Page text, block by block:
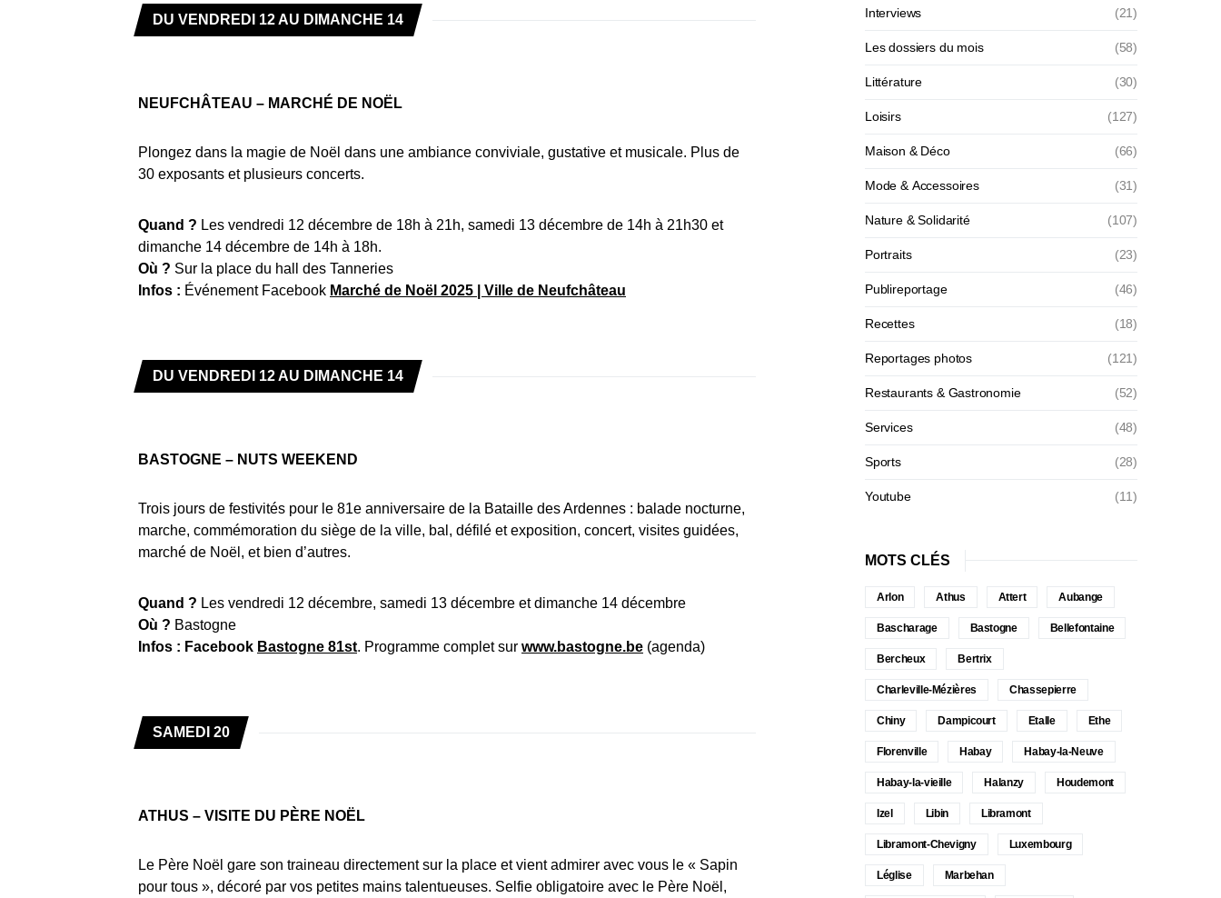
DU VENDREDI 12 AU DIMANCHE 14
NEUFCHÂTEAU – MARCHÉ DE NOËL
Plongez dans la magie de Noël dans une ambiance conviviale, gustative et musicale. Plus de
30 exposants et plusieurs concerts.
Quand ? Les vendredi 12 décembre de 18h à 21h, samedi 13 décembre de 14h à 21h30 et
dimanche 14 décembre de 14h à 18h.
Où ? Sur la place du hall des Tanneries
Infos : Événement Facebook Marché de Noël 2025 | Ville de Neufchâteau
DU VENDREDI 12 AU DIMANCHE 14
BASTOGNE – NUTS WEEKEND
Trois jours de festivités pour le 81e anniversaire de la Bataille des Ardennes : balade nocturne,
marche, commémoration du siège de la ville, bal, défilé et exposition, concert, visites guidées,
marché de Noël, et bien d’autres.
Quand ? Les vendredi 12 décembre, samedi 13 décembre et dimanche 14 décembre
Où ? Bastogne
Infos : Facebook Bastogne 81st. Programme complet sur www.bastogne.be (agenda)
SAMEDI 20
ATHUS – VISITE DU PÈRE NOËL
Le Père Noël gare son traineau directement sur la place et vient admirer avec vous le « Sapin
pour tous », décoré par vos petites mains talentueuses. Selfie obligatoire avec le Père Noël,
Interviews (21)
Les dossiers du mois (58)
Littérature (30)
Loisirs (127)
Maison & Déco (66)
Mode & Accessoires (31)
Nature & Solidarité (107)
Portraits (23)
Publireportage (46)
Recettes (18)
Reportages photos (121)
Restaurants & Gastronomie (52)
Services (48)
Sports (28)
Youtube (11)
MOTS CLÉS
Arlon Athus Attert Aubange
Bascharage Bastogne Bellefontaine
Bercheux Bertrix
Charleville-Mézières Chassepierre
Chiny Dampicourt Etalle Ethe
Florenville Habay Habay-la-Neuve
Habay-la-vieille Halanzy Houdemont
Izel Libin Libramont
Libramont-Chevigny Luxembourg
Léglise Marbehan